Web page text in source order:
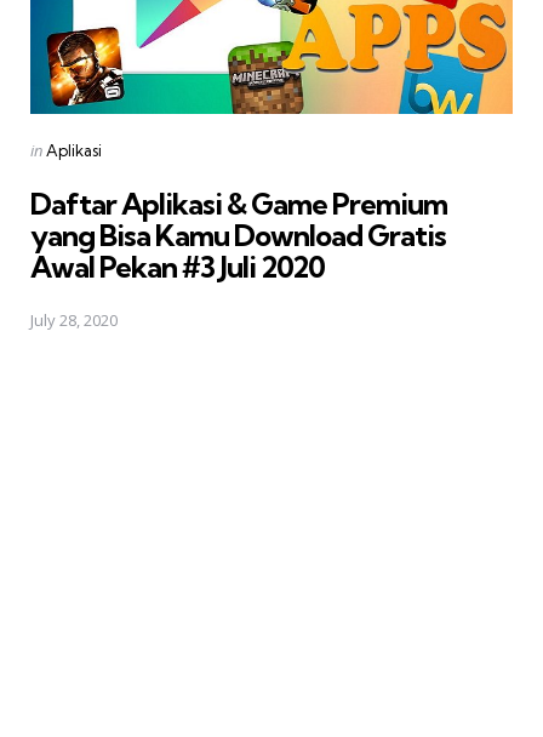
Posted
inAplikasi
Daftar Aplikasi & Game Premium
yang Bisa Kamu Download Gratis 
Awal Pekan #3 Juli 2020
July 28, 2020